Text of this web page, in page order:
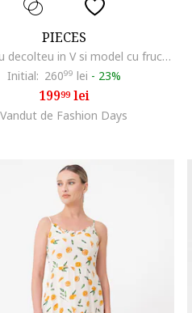
PIECES
Rochie cu decolteu in V si model cu fructe, Albastru pastel
Initial: 26099 lei - 23%
19999lei
Vandut de Fashion Days